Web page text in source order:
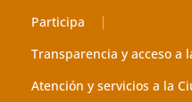
Participa
Transparencia y acceso a
Atención y servicios a la